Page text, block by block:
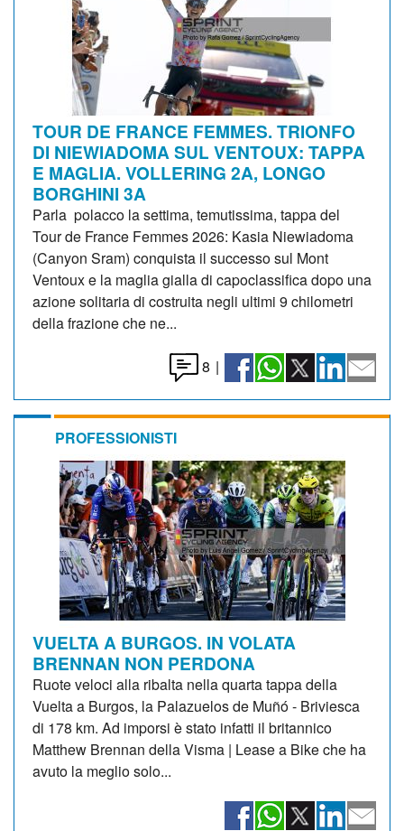
TOUR DE FRANCE FEMMES. TRIONFO
DI NIEWIADOMA SUL VENTOUX: TAPPA
E MAGLIA. VOLLERING 2A, LONGO
BORGHINI 3A
Parla polacco la settima, temutissima, tappa del
Tour de France Femmes 2026: Kasia Niewiadoma
(Canyon Sram) conquista il successo sul Mont
Ventoux e la maglia gialla di capoclassifica dopo una
azione solitaria di costruita negli ultimi 9 chilometri
della frazione che ne...
8 |
PROFESSIONISTI
VUELTA A BURGOS. IN VOLATA
BRENNAN NON PERDONA
Ruote veloci alla ribalta nella quarta tappa della
Vuelta a Burgos, la Palazuelos de Muñó - Briviesca
di 178 km. Ad imporsi è stato infatti il britannico
Matthew Brennan della Visma | Lease a Bike che ha
avuto la meglio solo...